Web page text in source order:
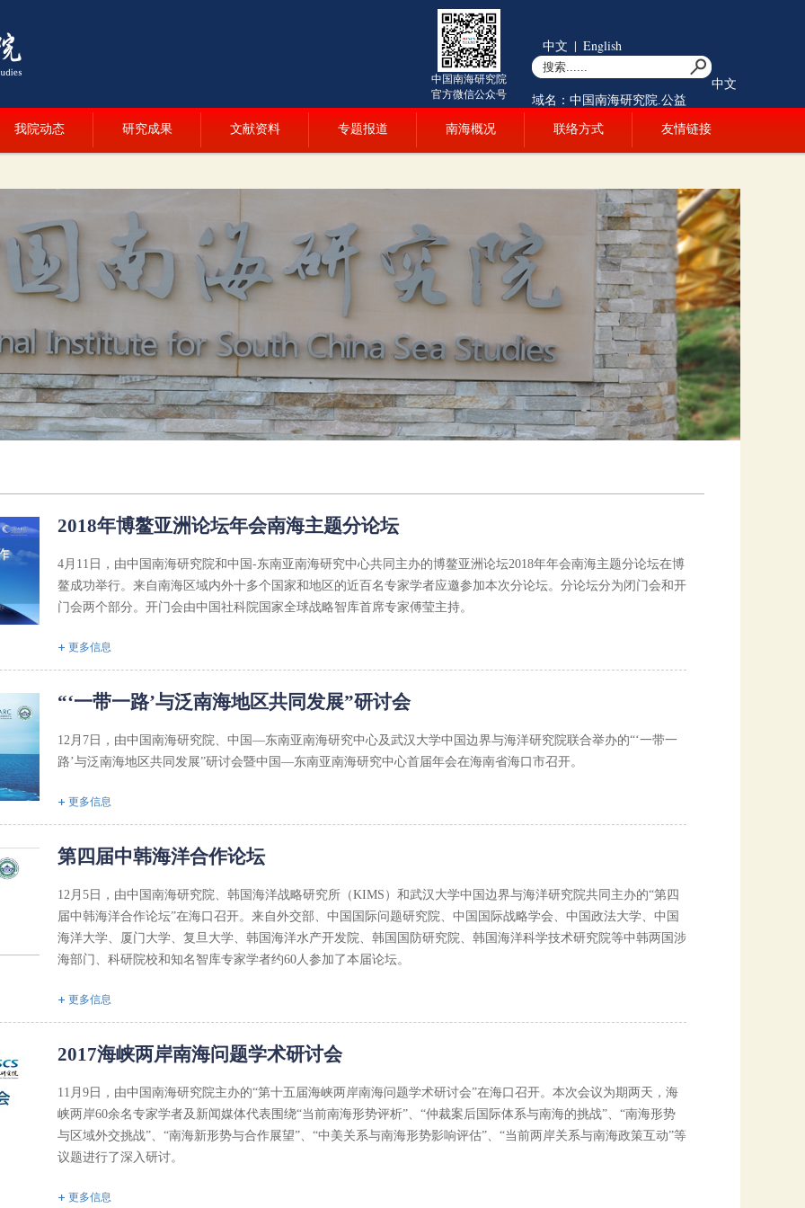
中国南海研究院
官方微信公众号
中文 | English
中文
域名：中国南海研究院.公益
我院动态 研究成果 文献资料 专题报道 南海概况 联络方式 友情链接
2018年博鳌亚洲论坛年会南海主题分论坛
4月11日，由中国南海研究院和中国-东南亚南海研究中心共同主办的博鳌亚洲论坛2018年年会南海主题分论坛在博
鳌成功举行。来自南海区域内外十多个国家和地区的近百名专家学者应邀参加本次分论坛。分论坛分为闭门会和开
门会两个部分。开门会由中国社科院国家全球战略智库首席专家傅莹主持。
更多信息
“‘一带一路’与泛南海地区共同发展”研讨会
12月7日，由中国南海研究院、中国—东南亚南海研究中心及武汉大学中国边界与海洋研究院联合举办的“‘一带一
路’与泛南海地区共同发展”研讨会暨中国—东南亚南海研究中心首届年会在海南省海口市召开。
更多信息
第四届中韩海洋合作论坛
12月5日，由中国南海研究院、韩国海洋战略研究所（KIMS）和武汉大学中国边界与海洋研究院共同主办的“第四
届中韩海洋合作论坛”在海口召开。来自外交部、中国国际问题研究院、中国国际战略学会、中国政法大学、中国
海洋大学、厦门大学、复旦大学、韩国海洋水产开发院、韩国国防研究院、韩国海洋科学技术研究院等中韩两国涉
海部门、科研院校和知名智库专家学者约60人参加了本届论坛。
更多信息
2017海峡两岸南海问题学术研讨会
11月9日，由中国南海研究院主办的“第十五届海峡两岸南海问题学术研讨会”在海口召开。本次会议为期两天，海
峡两岸60余名专家学者及新闻媒体代表围绕“当前南海形势评析”、“仲裁案后国际体系与南海的挑战”、“南海形势
与区域外交挑战”、“南海新形势与合作展望”、“中美关系与南海形势影响评估”、“当前两岸关系与南海政策互动”等
议题进行了深入研讨。
更多信息